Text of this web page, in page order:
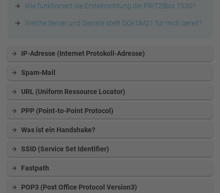
Wie funktioniert die Ersteinrichtung der FRITZ!Box 7530?
Welche Server und Dienste stellt DOKOM21 für mich bereit?
IP-Adresse (Internet Protokoll-Adresse)
Spam-Mail
URL (Uniform Ressource Locator)
PPP (Point-to-Point Protocol)
Was ist ein Handshake?
SSID (Service Set Identifier)
Fastpath
POP3 (Post Office Protocol Version3)